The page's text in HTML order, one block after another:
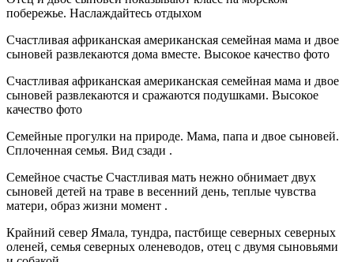
побережье. Наслаждайтесь отдыхом
Счастливая африканская американская семейная мама и двое
сыновей развлекаются дома вместе. Высокое качество фото
Счастливая африканская американская семейная мама и двое
сыновей развлекаются и сражаются подушками. Высокое
качество фото
Семейные прогулки на природе. Мама, папа и двое сыновей.
Сплоченная семья. Вид сзади .
Семейное счастье Счастливая мать нежно обнимает двух
сыновей детей на траве в весенний день, теплые чувства
матери, образ жизни момент .
Крайний север Ямала, тундра, пастбище северных северных
оленей, семья северных оленеводов, отец с двумя сыновьями